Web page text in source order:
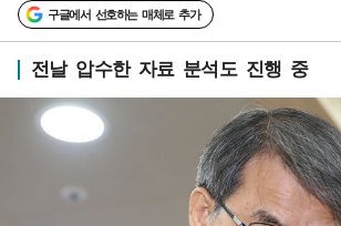
구글에서 선호하는 매체로 추가
전날 압수한 자료 분석도 진행 중